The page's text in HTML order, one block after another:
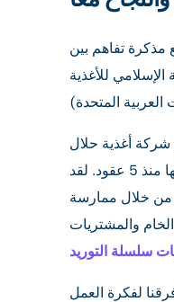
Media Centre
Register With
Careers
مذكرة تفاهم بين
للأغذية
شركة أغذية حلال
متميزة ورائدة في قطاعها منذ 5 عقود. لقد
من خلال ممارسة
والمشتريات
سلسلة التوريد
لفكرة العمل